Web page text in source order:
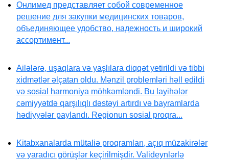
Онлимед представляет собой современное
решение для закупки медицинских товаров,
объединяющее удобство, надежность и широкий
ассортимент...
Ailələrə, uşaqlara və yaşlılara diqqət yetirildi və tibbi
xidmətlər əlçatan oldu. Mənzil problemləri həll edildi
və sosial harmoniya möhkəmləndi. Bu layihələr
cəmiyyətdə qarşılıqlı dəstəyi artırdı və bayramlarda
hədiyyələr paylandı. Regionun sosial proqra...
Kitabxanalarda mütaliə proqramları, açıq müzakirələr
və yaradıcı görüşlər keçirilmişdir. Valideynlərlə